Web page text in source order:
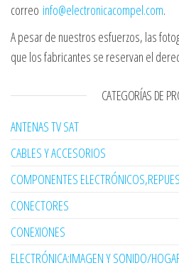
correo info@electronicacompel.com.
A pesar de nuestros esfuerzos, las
que los fabricantes se reservan el
CATEGORÍAS DE
ANTENAS TV SAT
CABLES Y ACCESORIOS
COMPONENTES
CONECTORES
CONEXIONES
ELECTRÓNICA:IMAGEN Y SONIDO/